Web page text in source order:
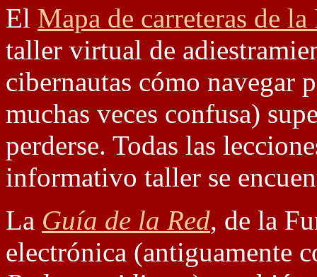
El Mapa de carreteras de la
taller virtual de
cibernautas cómo navegar
muchas veces confusa)
perderse. Todas las
informativo taller se
La Guía de la Red, de la
electrónica (antiguamente